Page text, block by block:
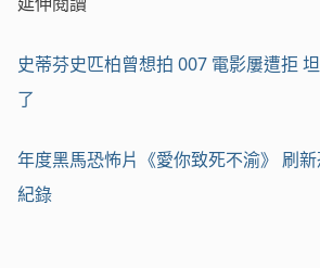
史蒂芬史匹柏曾想拍 007 電影屢遭拒
了
年度黑馬恐怖片《愛你致死不渝》 刷
紀錄